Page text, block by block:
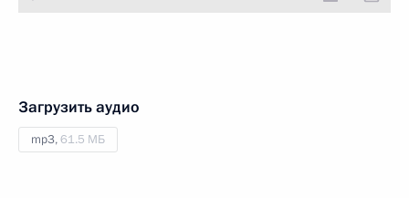
Загрузить аудио
mp3,61.5 МБ